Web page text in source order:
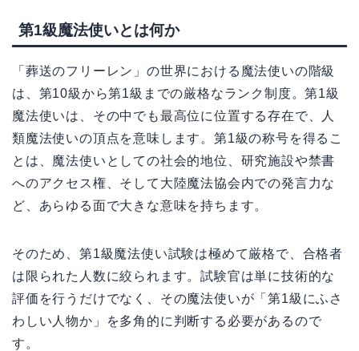
第1級魔法使いとは何か
「葬送のフリーレン」の世界における魔法使いの階級
は、第10級から第1級までの厳格なランク制度。第1級
魔法使いは、その中でも最高位に位置する存在で、人
類魔法使いの頂点を意味します。第1級の称号を得るこ
とは、魔法使いとしての社会的地位、研究施設や禁書
へのアクセス権、そして大陸魔法協会内での発言力な
ど、あらゆる面で大きな意味を持ちます。
そのため、第1級魔法使い試験は極めて厳格で、合格者
は限られた人数に絞られます。試験官は単に技術的な
評価を行うだけでなく、その魔法使いが「第1級にふさ
わしい人物か」を多角的に判断する必要があるので
す。